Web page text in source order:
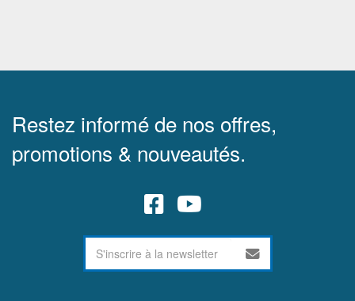
Restez informé de nos offres,
promotions & nouveautés.